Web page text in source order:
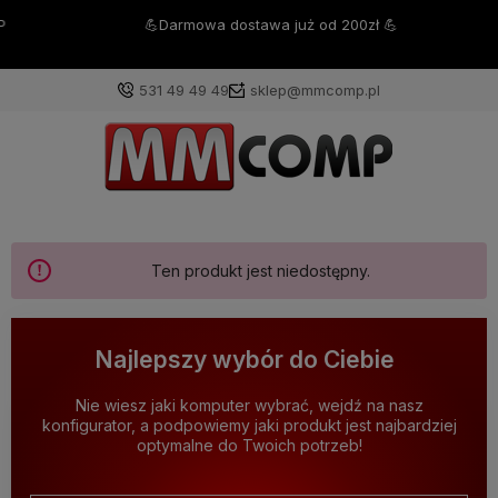
💪Darmowa dostawa już od 200zł 💪
531 49 49 49 sklep@mmcomp.pl
Ten produkt jest niedostępny.
Najlepszy wybór do Ciebie
Nie wiesz jaki komputer wybrać, wejdź na nasz
konfigurator, a podpowiemy jaki produkt jest najbardziej
optymalne do Twoich potrzeb!